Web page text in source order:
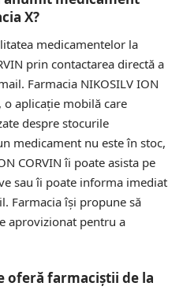
X?
medicamentelor la
prin contactarea directă a
Farmacia NIKOSILV ION
o aplicație mobilă care
despre stocurile
medicament nu este în stoc,
CORVIN îi poate asista pe
sau îi poate informa imediat
Farmacia își propune să
aprovizionat pentru a
oferă farmaciștii de la